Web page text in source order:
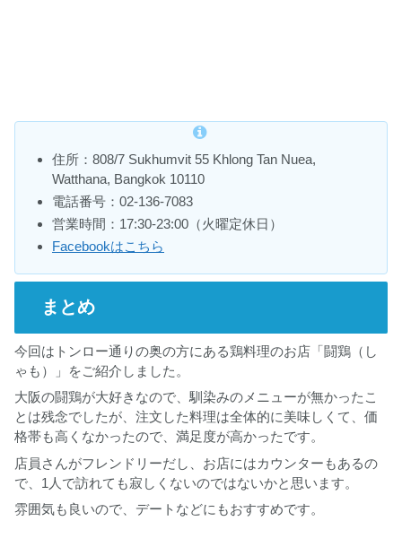
住所：808/7 Sukhumvit 55 Khlong Tan Nuea,
Watthana, Bangkok 10110
電話番号：02-136-7083
営業時間：17:30-23:00（火曜定休日）
Facebookはこちら
まとめ
今回はトンロー通りの奥の方にある鶏料理のお店「闘鶏（し
ゃも）」をご紹介しました。
大阪の闘鶏が大好きなので、馴染みのメニューが無かったこ
とは残念でしたが、注文した料理は全体的に美味しくて、価
格帯も高くなかったので、満足度が高かったです。
店員さんがフレンドリーだし、お店にはカウンターもあるの
で、1人で訪れても寂しくないのではないかと思います。
雰囲気も良いので、デートなどにもおすすめです。